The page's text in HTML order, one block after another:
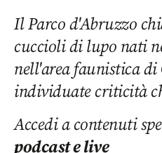
Il Parco d'Abruzzo
cuccioli di lupo nati
nell'area faunistica
individuate criticità
Accedi a contenuti
podcast e live